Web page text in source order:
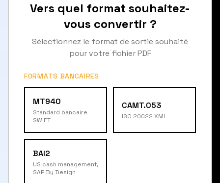
Vers quel format souhaitez-
vous convertir ?
Sélectionnez le format de sortie souhaité
pour votre fichier PDF
FORMATS BANCAIRES
MT940
Standard bancaire
SWIFT
CAMT.053
ISO 20022 XML
BAI2
US cash management,
SAP By Design